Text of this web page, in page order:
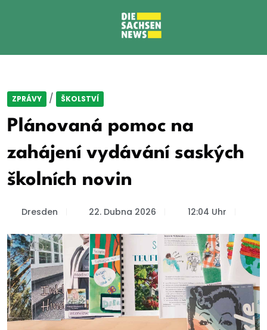
ZPRÁVY / ŠKOLSTVÍ
Plánovaná pomoc na
zahájení vydávání saských
školních novin
Dresden 22. Dubna 2026 12:04 Uhr